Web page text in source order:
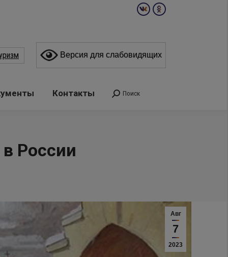
Вконтакте
opens
in
new
Одноклассники
opens
in
new
Версия для слабовидящих
Контакты Поиск:
Поиск
России
Авг
7
2023